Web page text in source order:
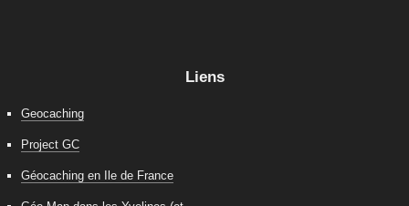
Liens
Geocaching
Project GC
Géocaching en Ile de France